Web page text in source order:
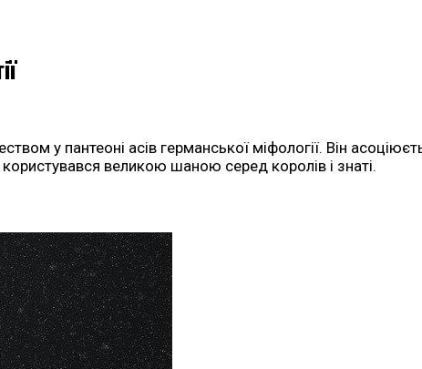
у пантеоні асів германської міфології. Він
великою шаною серед королів і знаті.